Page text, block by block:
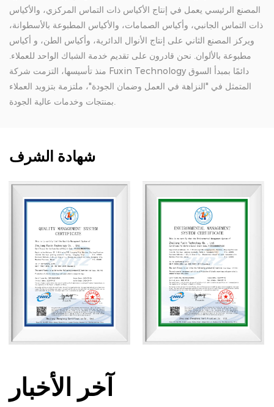
المصنع الرئيسي يعمل في إنتاج الأكياس ذات التماس المركزي، والأكياس
ذات التماس الجانبي، وأكياس الصمامات، والأكياس المطبوعة بالأسطوانة،
ويركز المصنع الثاني على إنتاج الأنوال الدائرية، وأكياس الطن، و أكياس
مطبوعة بالألوان. نحن قادرون على تقديم خدمة الشباك الواحد للعملاء.
منذ تأسيسها، التزمت شركة Fuxin Technology دائمًا بمبدأ السوق
المتمثل في "النزاهة في العمل وضمان الجودة"، ملتزمة بتزويد العملاء
بمنتجات وخدمات عالية الجودة.
شهادة الشرف
آخر الأخبار